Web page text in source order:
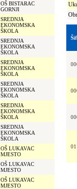
OŠ BISTARAC
GORNJI
SREDNJA
EKONOMSKA
ŠKOLA
SREDNJA
EKONOMSKA
ŠKOLA
SREDNJA
EKONOMSKA
ŠKOLA
SREDNJA
EKONOMSKA
ŠKOLA
SREDNJA
EKONOMSKA
ŠKOLA
SREDNJA
EKONOMSKA
ŠKOLA
OŠ LUKAVAC
MJESTO
OŠ LUKAVAC
MJESTO
OŠ LUKAVAC
MJESTO